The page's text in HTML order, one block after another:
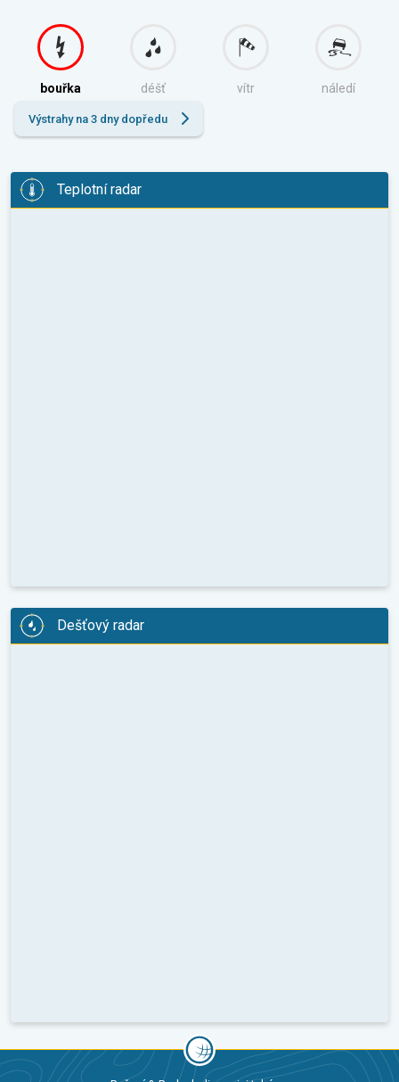
bouřka déšť vítr náledí
Výstrahy na 3 dny dopředu
Teplotní radar
Dešťový radar